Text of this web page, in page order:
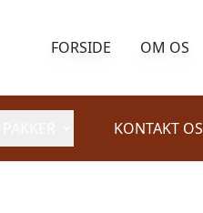
FORSIDE OM OS
KONTAKT OS